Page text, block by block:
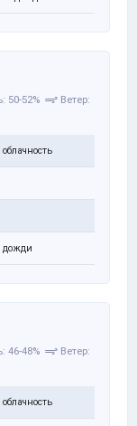
50-52%
Ветер:
дожди
46-48%
Ветер: